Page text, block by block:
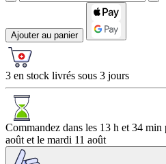
Ajouter au panier
3 en stock livrés sous 3 jours
Commandez dans les 13 h et 34 min
aoûtet le mardi 11 août